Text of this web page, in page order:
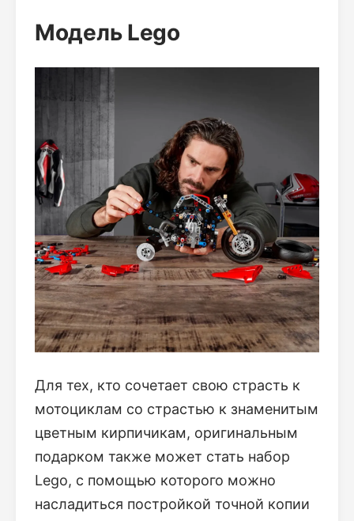
Модель Lego
Для тех, кто сочетает свою страсть к
мотоциклам со страстью к знаменитым
цветным кирпичикам, оригинальным
подарком также может стать набор
Lego, с помощью которого можно
насладиться постройкой точной копии